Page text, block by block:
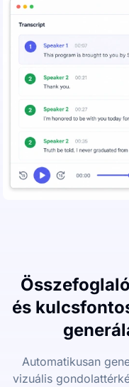
és
Automatikusan
vizuális